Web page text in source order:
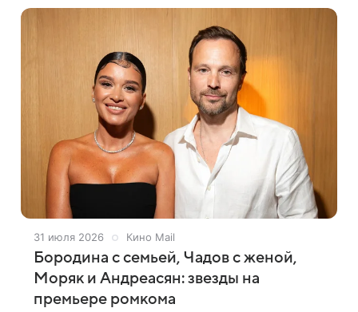
31 июля 2026 Кино Mail
Бородина с семьей, Чадов с женой,
Моряк и Андреасян: звезды на
премьере ромкома